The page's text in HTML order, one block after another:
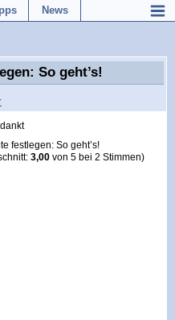
News
So geht’s!
festlegen: So geht’s!
3,00 von 5 bei 2 Stimmen)